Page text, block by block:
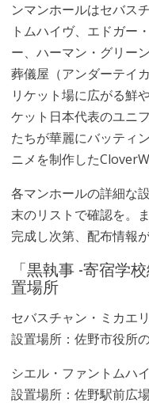
ンマンホールはセバス
トムハイヴ、エドガー
ー、ハーマン・グリー
葬儀屋（アンダーテイ
リケット場に広がる鮮
ケット日本代表のユニ
たちが華麗にバッティ
ニメを制作した
各マンホールの詳細な
末のリストで確認を。
完成し次第、配布情報
「黒執事 -寄宿学
置場所
セバスチャン・ミカエ
設置場所：佐野市役所
シエル・ファントムハ
設置場所：佐野駅前広